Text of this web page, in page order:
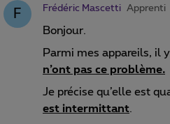
F Frédéric Mascetti Apprenti
Bonjour.
Parmi mes appareils, il
n’ont pas ce problème.
Je précise qu’elle est
est intermittant